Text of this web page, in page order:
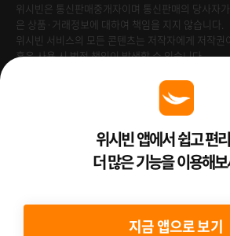
위시빈은 통신판매중개자이며 통신판매의 당사자
은 상품·거래정보에 대하여 책임을 지지 않습니다.
위시빈 서비스의 모든 콘텐츠는 저작자에게 저작권
혹은 사용 시 법적 책임이 발생할 수 있습니다.
Venture Enterprise위시빈 앱에서 쉽고 편
더 많은 기능을 이용해
지금 앱으로 보기